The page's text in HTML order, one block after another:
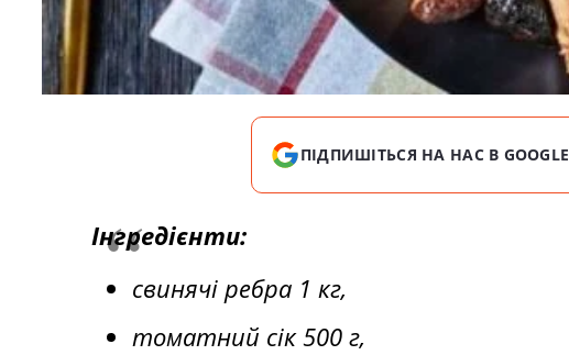
ПІДПИШІТЬСЯ НА НАС В GOOGLE
Інгредієнти:
свинячі ребра 1 кг,
томатний сік 500 г,